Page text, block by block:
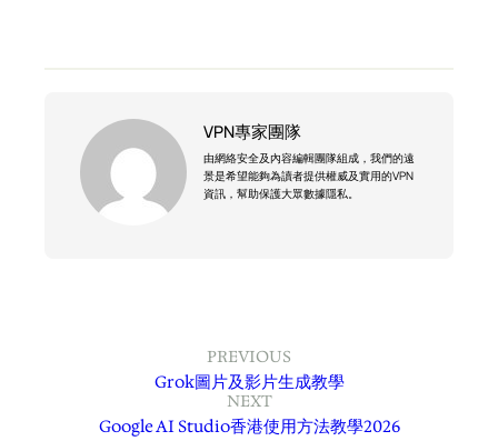
VPN專家團隊
由網絡安全及內容編輯團隊組成，我們的遠
景是希望能夠為讀者提供權威及實用的VPN
資訊，幫助保護大眾數據隱私。
PREVIOUS
Grok圖片及影片生成教學
NEXT
Google AI Studio香港使用方法教學2026